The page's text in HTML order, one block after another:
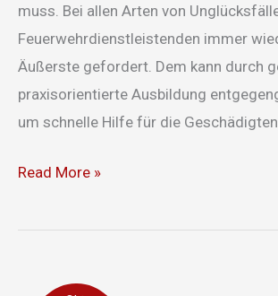
muss. Bei allen Arten von
Feuerwehrdienstleistenden immer
Äußerste gefordert. Dem kann durch
praxisorientierte Ausbildung
um schnelle Hilfe für die Geschädigten
Read More »